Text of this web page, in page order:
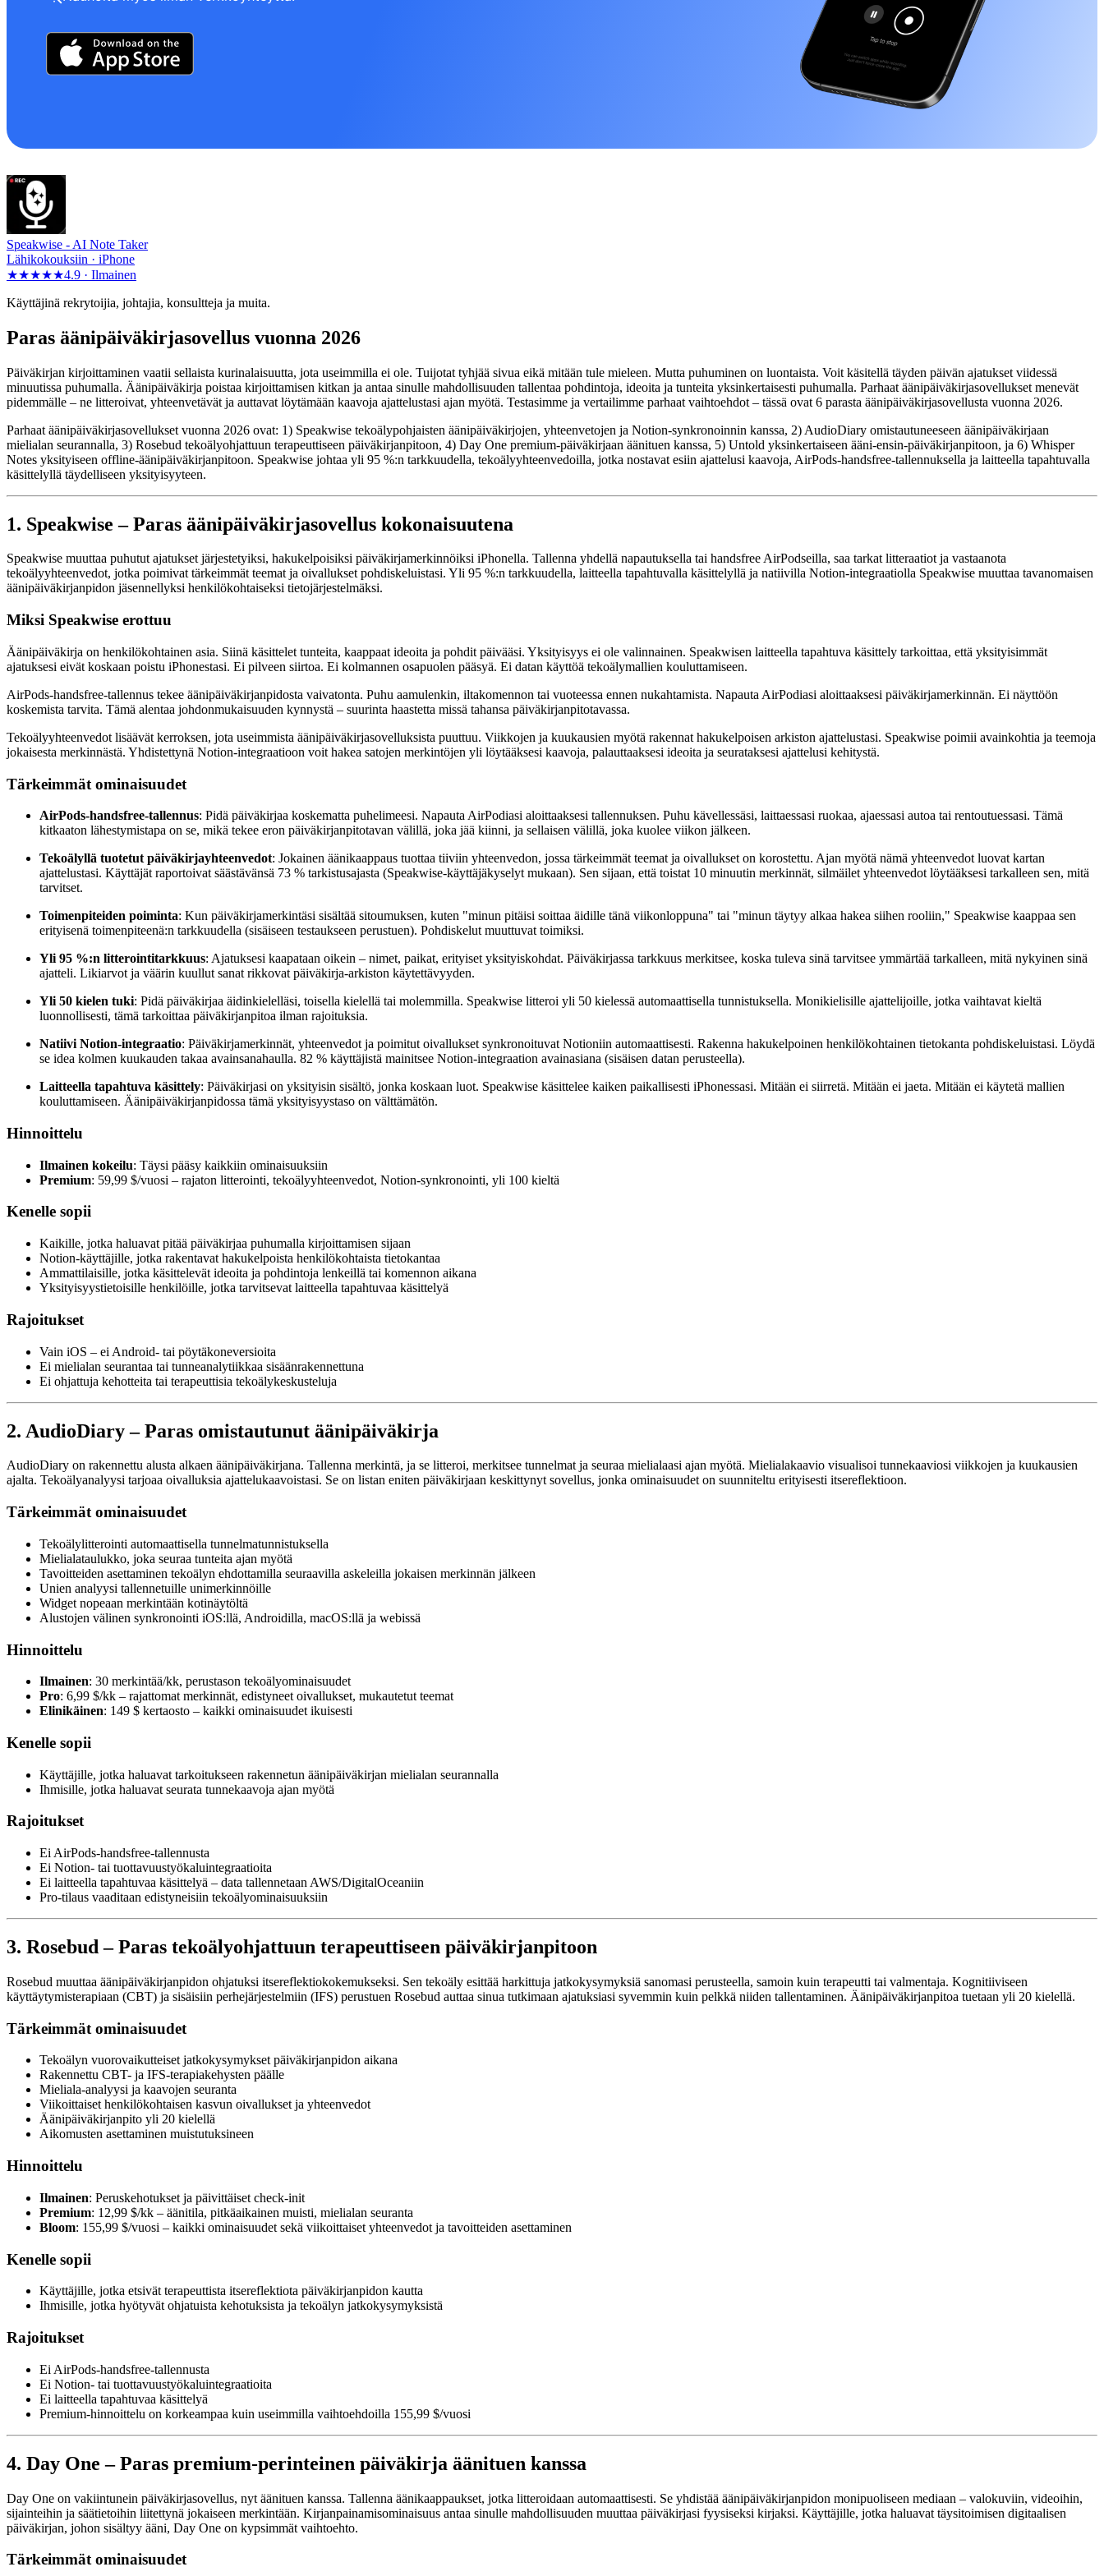
Speakwise - AI Note Taker
Lähikokouksiin · iPhone
★★★★★4.9 · Ilmainen
Käyttäjinä rekrytoijia, johtajia, konsultteja ja muita.
Paras äänipäiväkirjasovellus vuonna 2026
Päiväkirjan kirjoittaminen vaatii sellaista kurinalaisuutta, jota useimmilla ei ole. Tuijotat tyhjää sivua eikä mitään tule mieleen. Mutta puhuminen on luontaista. Voit käsitellä täyden päivän ajatukset viidessä
minuutissa puhumalla. Äänipäiväkirja poistaa kirjoittamisen kitkan ja antaa sinulle mahdollisuuden tallentaa pohdintoja, ideoita ja tunteita yksinkertaisesti puhumalla. Parhaat äänipäiväkirjasovellukset menevät
pidemmälle – ne litteroivat, yhteenvetävät ja auttavat löytämään kaavoja ajattelustasi ajan myötä. Testasimme ja vertailimme parhaat vaihtoehdot – tässä ovat 6 parasta äänipäiväkirjasovellusta vuonna 2026.
Parhaat äänipäiväkirjasovellukset vuonna 2026 ovat: 1) Speakwise tekoälypohjaisten äänipäiväkirjojen, yhteenvetojen ja Notion-synkronoinnin kanssa, 2) AudioDiary omistautuneeseen äänipäiväkirjaan
mielialan seurannalla, 3) Rosebud tekoälyohjattuun terapeuttiseen päiväkirjanpitoon, 4) Day One premium-päiväkirjaan äänituen kanssa, 5) Untold yksinkertaiseen ääni-ensin-päiväkirjanpitoon, ja 6) Whisper
Notes yksityiseen offline-äänipäiväkirjanpitoon. Speakwise johtaa yli 95 %:n tarkkuudella, tekoälyyhteenvedoilla, jotka nostavat esiin ajattelusi kaavoja, AirPods-handsfree-tallennuksella ja laitteella tapahtuvalla
käsittelyllä täydelliseen yksityisyyteen.
1. Speakwise – Paras äänipäiväkirjasovellus kokonaisuutena
Speakwise muuttaa puhutut ajatukset järjestetyiksi, hakukelpoisiksi päiväkirjamerkinnöiksi iPhonella. Tallenna yhdellä napautuksella tai handsfree AirPodseilla, saa tarkat litteraatiot ja vastaanota
tekoälyyhteenvedot, jotka poimivat tärkeimmät teemat ja oivallukset pohdiskeluistasi. Yli 95 %:n tarkkuudella, laitteella tapahtuvalla käsittelyllä ja natiivilla Notion-integraatiolla Speakwise muuttaa tavanomaisen
äänipäiväkirjanpidon jäsennellyksi henkilökohtaiseksi tietojärjestelmäksi.
Miksi Speakwise erottuu
Äänipäiväkirja on henkilökohtainen asia. Siinä käsittelet tunteita, kaappaat ideoita ja pohdit päivääsi. Yksityisyys ei ole valinnainen. Speakwisen laitteella tapahtuva käsittely tarkoittaa, että yksityisimmät
ajatuksesi eivät koskaan poistu iPhonestasi. Ei pilveen siirtoa. Ei kolmannen osapuolen pääsyä. Ei datan käyttöä tekoälymallien kouluttamiseen.
AirPods-handsfree-tallennus tekee äänipäiväkirjanpidosta vaivatonta. Puhu aamulenkin, iltakomennon tai vuoteessa ennen nukahtamista. Napauta AirPodiasi aloittaaksesi päiväkirjamerkinnän. Ei näyttöön
koskemista tarvita. Tämä alentaa johdonmukaisuuden kynnystä – suurinta haastetta missä tahansa päiväkirjanpitotavassa.
Tekoälyyhteenvedot lisäävät kerroksen, jota useimmista äänipäiväkirjasovelluksista puuttuu. Viikkojen ja kuukausien myötä rakennat hakukelpoisen arkiston ajattelustasi. Speakwise poimii avainkohtia ja teemoja
jokaisesta merkinnästä. Yhdistettynä Notion-integraatioon voit hakea satojen merkintöjen yli löytääksesi kaavoja, palauttaaksesi ideoita ja seurataksesi ajattelusi kehitystä.
Tärkeimmät ominaisuudet
AirPods-handsfree-tallennus: Pidä päiväkirjaa koskematta puhelimeesi. Napauta AirPodiasi aloittaaksesi tallennuksen. Puhu kävellessäsi, laittaessasi ruokaa, ajaessasi autoa tai rentoutuessasi. Tämä
kitkaaton lähestymistapa on se, mikä tekee eron päiväkirjanpitotavan välillä, joka jää kiinni, ja sellaisen välillä, joka kuolee viikon jälkeen.
Tekoälyllä tuotetut päiväkirjayhteenvedot: Jokainen äänikaappaus tuottaa tiiviin yhteenvedon, jossa tärkeimmät teemat ja oivallukset on korostettu. Ajan myötä nämä yhteenvedot luovat kartan
ajattelustasi. Käyttäjät raportoivat säästävänsä 73 % tarkistusajasta (Speakwise-käyttäjäkyselyt mukaan). Sen sijaan, että toistat 10 minuutin merkinnät, silmäilet yhteenvedot löytääksesi tarkalleen sen, mitä
tarvitset.
Toimenpiteiden poiminta: Kun päiväkirjamerkintäsi sisältää sitoumuksen, kuten "minun pitäisi soittaa äidille tänä viikonloppuna" tai "minun täytyy alkaa hakea siihen rooliin," Speakwise kaappaa sen
erityisenä toimenpiteenä:n tarkkuudella (sisäiseen testaukseen perustuen). Pohdiskelut muuttuvat toimiksi.
Yli 95 %:n litterointitarkkuus: Ajatuksesi kaapataan oikein – nimet, paikat, erityiset yksityiskohdat. Päiväkirjassa tarkkuus merkitsee, koska tuleva sinä tarvitsee ymmärtää tarkalleen, mitä nykyinen sinä
ajatteli. Likiarvot ja väärin kuullut sanat rikkovat päiväkirja-arkiston käytettävyyden.
Yli 50 kielen tuki: Pidä päiväkirjaa äidinkielelläsi, toisella kielellä tai molemmilla. Speakwise litteroi yli 50 kielessä automaattisella tunnistuksella. Monikielisille ajattelijoille, jotka vaihtavat kieltä
luonnollisesti, tämä tarkoittaa päiväkirjanpitoa ilman rajoituksia.
Natiivi Notion-integraatio: Päiväkirjamerkinnät, yhteenvedot ja poimitut oivallukset synkronoituvat Notioniin automaattisesti. Rakenna hakukelpoinen henkilökohtainen tietokanta pohdiskeluistasi. Löydä
se idea kolmen kuukauden takaa avainsanahaulla. 82 % käyttäjistä mainitsee Notion-integraation avainasiana (sisäisen datan perusteella).
Laitteella tapahtuva käsittely: Päiväkirjasi on yksityisin sisältö, jonka koskaan luot. Speakwise käsittelee kaiken paikallisesti iPhonessasi. Mitään ei siirretä. Mitään ei jaeta. Mitään ei käytetä mallien
kouluttamiseen. Äänipäiväkirjanpidossa tämä yksityisyystaso on välttämätön.
Hinnoittelu
Ilmainen kokeilu: Täysi pääsy kaikkiin ominaisuuksiin
Premium: 59,99 $/vuosi – rajaton litterointi, tekoälyyhteenvedot, Notion-synkronointi, yli 100 kieltä
Kenelle sopii
Kaikille, jotka haluavat pitää päiväkirjaa puhumalla kirjoittamisen sijaan
Notion-käyttäjille, jotka rakentavat hakukelpoista henkilökohtaista tietokantaa
Ammattilaisille, jotka käsittelevät ideoita ja pohdintoja lenkeillä tai komennon aikana
Yksityisyystietoisille henkilöille, jotka tarvitsevat laitteella tapahtuvaa käsittelyä
Rajoitukset
Vain iOS – ei Android- tai pöytäkoneversioita
Ei mielialan seurantaa tai tunneanalytiikkaa sisäänrakennettuna
Ei ohjattuja kehotteita tai terapeuttisia tekoälykeskusteluja
2. AudioDiary – Paras omistautunut äänipäiväkirja
AudioDiary on rakennettu alusta alkaen äänipäiväkirjana. Tallenna merkintä, ja se litteroi, merkitsee tunnelmat ja seuraa mielialaasi ajan myötä. Mielialakaavio visualisoi tunnekaaviosi viikkojen ja kuukausien
ajalta. Tekoälyanalyysi tarjoaa oivalluksia ajattelukaavoistasi. Se on listan eniten päiväkirjaan keskittynyt sovellus, jonka ominaisuudet on suunniteltu erityisesti itsereflektioon.
Tärkeimmät ominaisuudet
Tekoälylitterointi automaattisella tunnelmatunnistuksella
Mielialataulukko, joka seuraa tunteita ajan myötä
Tavoitteiden asettaminen tekoälyn ehdottamilla seuraavilla askeleilla jokaisen merkinnän jälkeen
Unien analyysi tallennetuille unimerkinnöille
Widget nopeaan merkintään kotinäytöltä
Alustojen välinen synkronointi iOS:llä, Androidilla, macOS:llä ja webissä
Hinnoittelu
Ilmainen: 30 merkintää/kk, perustason tekoälyominaisuudet
Pro: 6,99 $/kk – rajattomat merkinnät, edistyneet oivallukset, mukautetut teemat
Elinikäinen: 149 $ kertaosto – kaikki ominaisuudet ikuisesti
Kenelle sopii
Käyttäjille, jotka haluavat tarkoitukseen rakennetun äänipäiväkirjan mielialan seurannalla
Ihmisille, jotka haluavat seurata tunnekaavoja ajan myötä
Rajoitukset
Ei AirPods-handsfree-tallennusta
Ei Notion- tai tuottavuustyökaluintegraatioita
Ei laitteella tapahtuvaa käsittelyä – data tallennetaan AWS/DigitalOceaniin
Pro-tilaus vaaditaan edistyneisiin tekoälyominaisuuksiin
3. Rosebud – Paras tekoälyohjattuun terapeuttiseen päiväkirjanpitoon
Rosebud muuttaa äänipäiväkirjanpidon ohjatuksi itsereflektiokokemukseksi. Sen tekoäly esittää harkittuja jatkokysymyksiä sanomasi perusteella, samoin kuin terapeutti tai valmentaja. Kognitiiviseen
käyttäytymisterapiaan (CBT) ja sisäisiin perhejärjestelmiin (IFS) perustuen Rosebud auttaa sinua tutkimaan ajatuksiasi syvemmin kuin pelkkä niiden tallentaminen. Äänipäiväkirjanpitoa tuetaan yli 20 kielellä.
Tärkeimmät ominaisuudet
Tekoälyn vuorovaikutteiset jatkokysymykset päiväkirjanpidon aikana
Rakennettu CBT- ja IFS-terapiakehysten päälle
Mieliala-analyysi ja kaavojen seuranta
Viikoittaiset henkilökohtaisen kasvun oivallukset ja yhteenvedot
Äänipäiväkirjanpito yli 20 kielellä
Aikomusten asettaminen muistutuksineen
Hinnoittelu
Ilmainen: Peruskehotukset ja päivittäiset check-init
Premium: 12,99 $/kk – äänitila, pitkäaikainen muisti, mielialan seuranta
Bloom: 155,99 $/vuosi – kaikki ominaisuudet sekä viikoittaiset yhteenvedot ja tavoitteiden asettaminen
Kenelle sopii
Käyttäjille, jotka etsivät terapeuttista itsereflektiota päiväkirjanpidon kautta
Ihmisille, jotka hyötyvät ohjatuista kehotuksista ja tekoälyn jatkokysymyksistä
Rajoitukset
Ei AirPods-handsfree-tallennusta
Ei Notion- tai tuottavuustyökaluintegraatioita
Ei laitteella tapahtuvaa käsittelyä
Premium-hinnoittelu on korkeampaa kuin useimmilla vaihtoehdoilla 155,99 $/vuosi
4. Day One – Paras premium-perinteinen päiväkirja äänituen kanssa
Day One on vakiintunein päiväkirjasovellus, nyt äänituen kanssa. Tallenna äänikaappaukset, jotka litteroidaan automaattisesti. Se yhdistää äänipäiväkirjanpidon monipuoliseen mediaan – valokuviin, videoihin,
sijainteihin ja säätietoihin liitettynä jokaiseen merkintään. Kirjanpainamisominaisuus antaa sinulle mahdollisuuden muuttaa päiväkirjasi fyysiseksi kirjaksi. Käyttäjille, jotka haluavat täysitoimisen digitaalisen
päiväkirjan, johon sisältyy ääni, Day One on kypsimmät vaihtoehto.
Tärkeimmät ominaisuudet